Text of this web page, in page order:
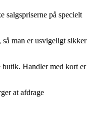
salgspriserne på specielt
man er usvigeligt sikker
butik. Handler med kort er
at afdrage